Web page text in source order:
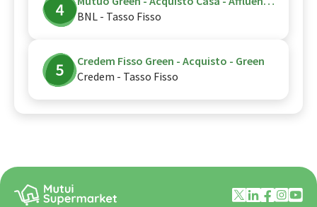
BNL - Tasso Fisso
Credem Fisso Green - Acquisto - Green
Credem - Tasso Fisso